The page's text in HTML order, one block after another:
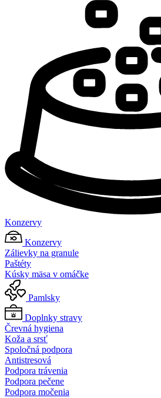
Konzervy
Konzervy
Zálievky na granule
Paštéty
Kúsky mäsa v omáčke
Pamlsky
Doplnky stravy
Črevná hygiena
Koža a srsť
Spoločná podpora
Antistresová
Podpora trávenia
Podpora pečene
Podpora močenia